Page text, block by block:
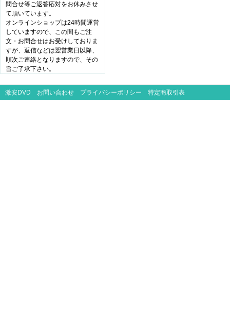
問合せ等ご返答応対をお休みさせ
て頂いています。
オンラインショップは24時間運営
していますので、この間もご注
文・お問合せはお受けしておりま
すが、返信などは翌営業日以降、
順次ご連絡となりますので、その
旨ご了承下さい。
激安DVD お問い合わせ プライバシーポリシー 特定商取引表